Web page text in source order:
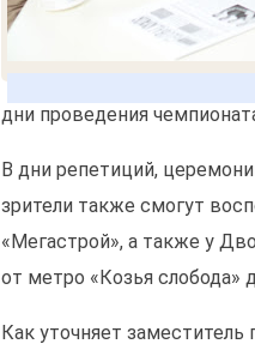
дни проведения
В дни репетиций,
зрители также смогут
«Мегастрой», а также у
от метро «Козья
Как уточняет